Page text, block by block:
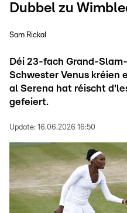
Dubbel zu
Sam Rickal
Déi 23-fach Grand-
Schwester Venus kréien
al Serena hat réischt
gefeiert.
Update: 16.06.2026 16:50